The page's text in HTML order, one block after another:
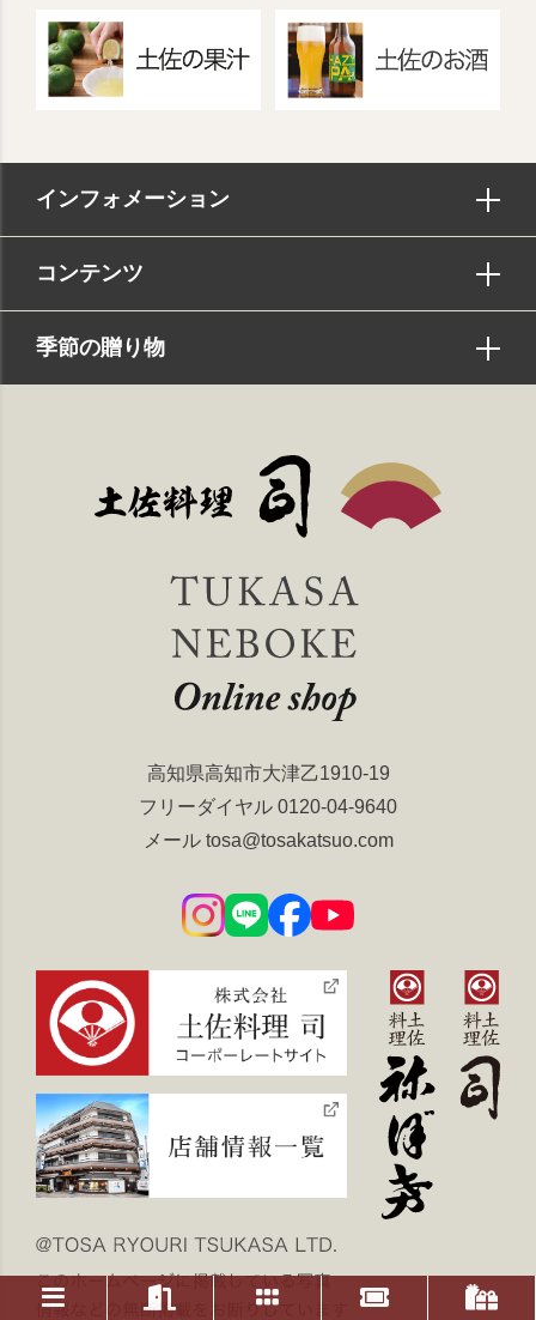
インフォメーション
コンテンツ
季節の贈り物
高知県高知市大津乙1910-19
フリーダイヤル 0120-04-9640
メール tosa@tosakatsuo.com